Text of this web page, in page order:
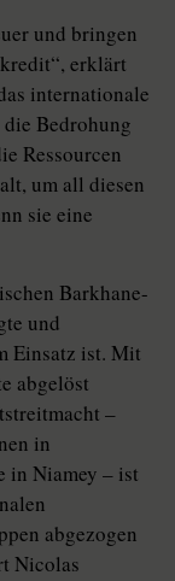
und bringen
erklärt
internationale
Bedrohung
Ressourcen
um all diesen
sie eine
Barkhane-
und
Einsatz ist. Mit
abgelöst
–
in
in Niamey – ist
abgezogen
Nicolas